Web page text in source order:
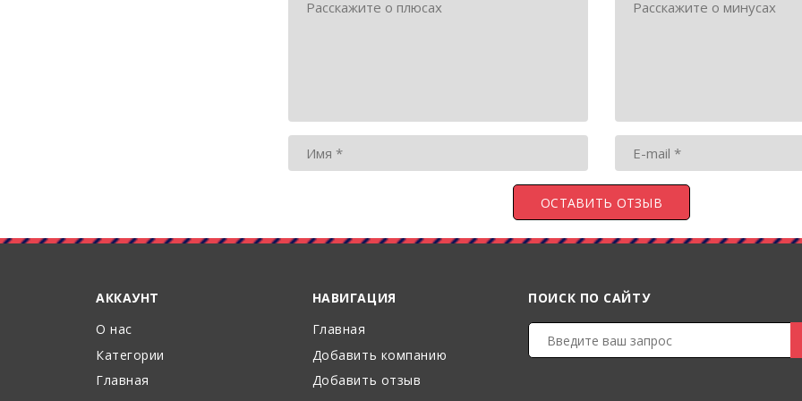
АККАУНТ
О нас
Категории
Главная
НАВИГАЦИЯ
Главная
Добавить компанию
Добавить отзыв
ПОИСК ПО САЙТУ